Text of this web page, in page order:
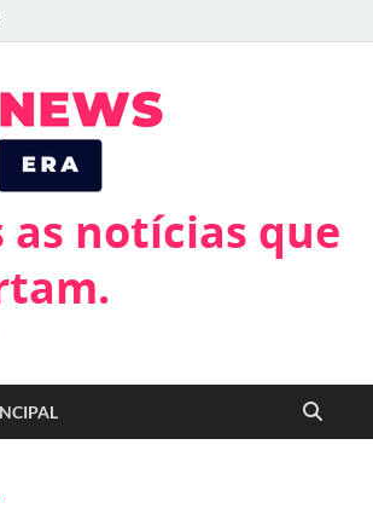
as notícias que